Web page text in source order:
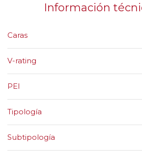
Información
Caras
V-rating
PEI
Tipología
Subtipología